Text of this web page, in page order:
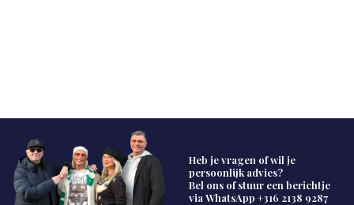
Heb je vragen of wil je
persoonlijk advies?
Bel ons of stuur een berichtje
via WhatsApp +316 2138 9287